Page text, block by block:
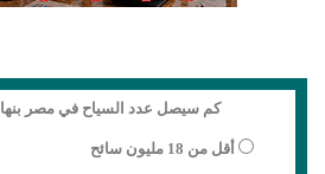
كم سيصل عدد السياح في مصر
أقل من 18 مليون سائح